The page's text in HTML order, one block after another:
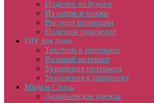
Поделки из бумаги
Из ниток и пряжи
Рисунки штампами
Полезное рукоделие
DIY для дома
Текстиль в интерьере
Вязаный интерьер
Украшения интерьера
Украшения к празднику
Мода и Стиль
Дизайнерская одежда